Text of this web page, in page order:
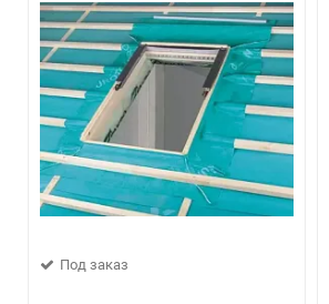
Под заказ